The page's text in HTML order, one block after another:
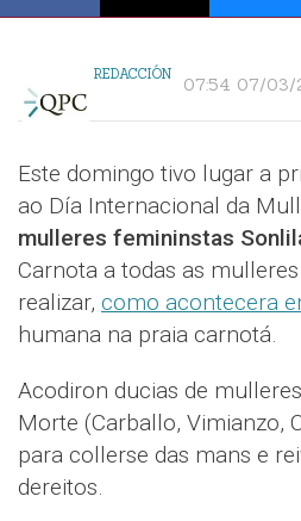
REDACCIÓN 07:54 07/03/
Este domingo tivo lugar a
ao Día Internacional da
mulleres femininstas
Carnota a todas as
realizar, como acontecera
humana na praia carnotá.
Acodiron ducias de
Morte (Carballo, Vimianzo,
para collerse das mans e
dereitos.